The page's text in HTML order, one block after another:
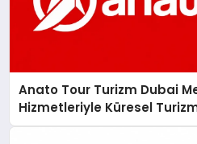
Anato Tour Turizm Dubai
Hizmetleriyle Küresel